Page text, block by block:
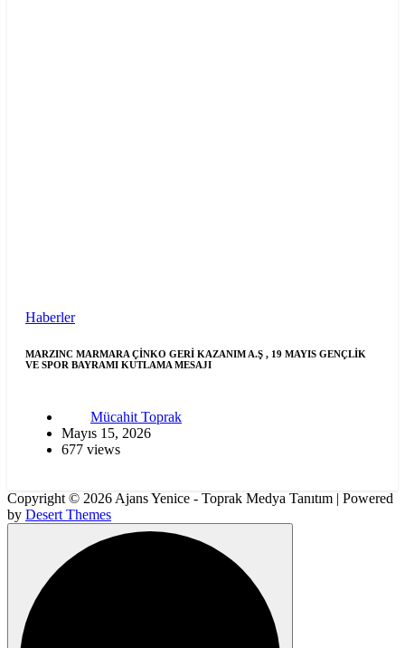
Haberler
MARZINC MARMARA ÇİNKO GERİ KAZANIM A.Ş , 19 MAYIS GENÇLİK
VE SPOR BAYRAMI KUTLAMA MESAJI
Mücahit Toprak
Mayıs 15, 2026
677 views
Copyright © 2026 Ajans Yenice - Toprak Medya Tanıtım | Powered
by Desert Themes